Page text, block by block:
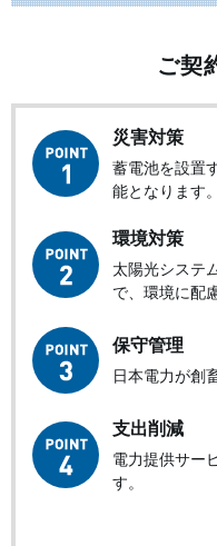
ご契
災害対策
蓄電池を設置
能となります。
環境対策
太陽光システ
で、環境に配
保守管理
日本電力が創
支出削減
電力提供サー
す。